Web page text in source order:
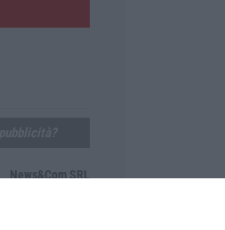
News&Com SRL